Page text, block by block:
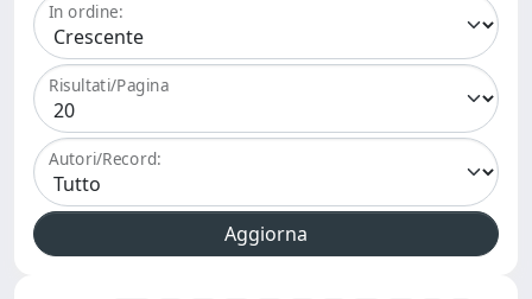
In ordine:
Risultati/Pagina
Autori/Record: